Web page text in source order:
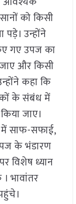
को किसी
पड़े। उन्होंने
गए उपज का
और किसी
कहा कि
के संबंध में
जाए।
में साफ-सफाई,
के भंडारण
विशेष ध्यान
भावांतर